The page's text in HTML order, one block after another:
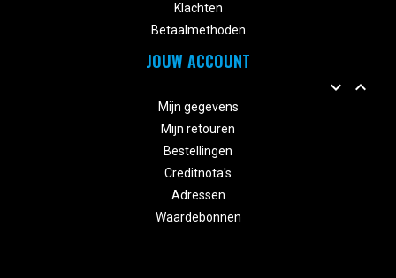
Klachten
Betaalmethoden
JOUW ACCOUNT
 
Mijn gegevens
Mijn retouren
Bestellingen
Creditnota's
Adressen
Waardebonnen